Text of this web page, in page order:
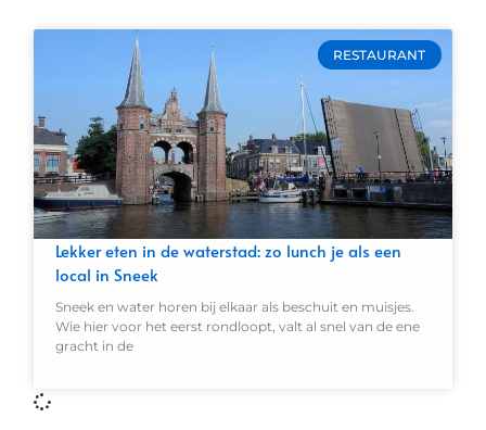
RESTAURANT
Lekker eten in de waterstad: zo lunch je als een
local in Sneek
Sneek en water horen bij elkaar als beschuit en muisjes.
Wie hier voor het eerst rondloopt, valt al snel van de ene
gracht in de